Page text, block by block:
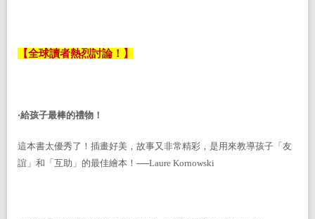
【全球讀者熱烈討論！】
‧給孩子最棒的禮物！
這本書太優秀了！插畫好美，故事又非常精彩，是用來教導孩子「友
誼」和「互助」的最佳繪本！──Laure Kornowski